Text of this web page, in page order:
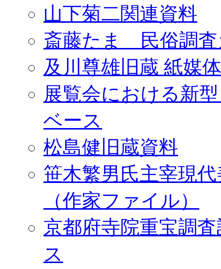
山下菊二関連資料
斎藤たま 民俗調査
及川尊雄旧蔵 紙媒
展覧会における新
ベース
松島健旧蔵資料
笹木繁男氏主宰現
（作家ファイル）
京都府寺院重宝調
ス